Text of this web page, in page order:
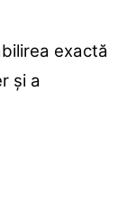
exactă
și a